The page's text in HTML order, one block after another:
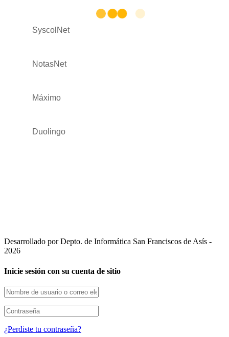
SyscolNet
NotasNet
Máximo
Duolingo
Desarrollado por Depto. de Informática San Franciscos de Asís -
2026
Inicie sesión con su cuenta de sitio
¿Perdiste tu contraseña?